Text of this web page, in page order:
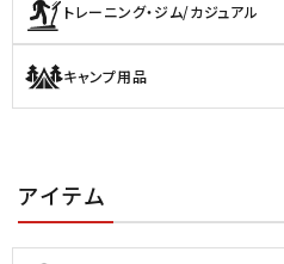
トレーニング・ジム/カジュアル
キャンプ用品
アイテム